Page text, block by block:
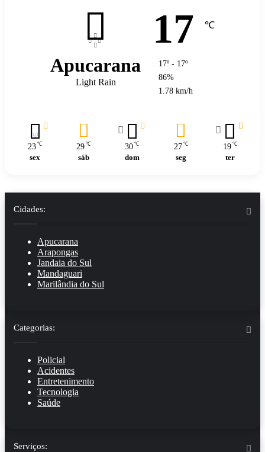
Apucarana
Light Rain
17 ℃
17º - 17º
86%
1.78 km/h
23 ℃
sex
29 ℃
sáb
30 ℃
dom
27 ℃
seg
19 ℃
ter
Cidades:
Apucarana
Arapongas
Jandaia do Sul
Mandaguari
Marilândia do Sul
Categorias:
Policial
Acidentes
Entretenimento
Tecnologia
Saúde
Serviços: